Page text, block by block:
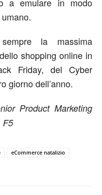
la massima
shopping online in
Friday, del Cyber
giorno dell’anno.
Product Marketing
F5
eCommerce natalizio